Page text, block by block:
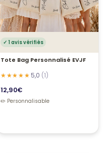
✓ 1 avis vérifiés
Tote Bag Personnalisé EVJF
5,0 (1)
12,90€